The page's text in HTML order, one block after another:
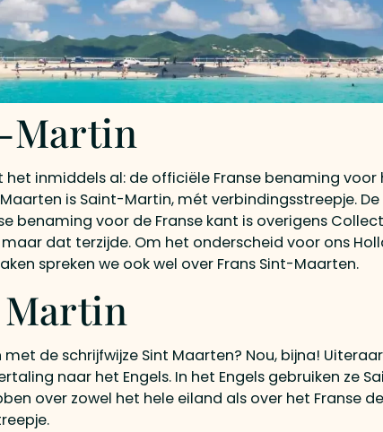
Martin
inmiddels al: de officiële Franse benaming voor
is Saint-Martin, mét verbindingsstreepje.
benaming voor de Franse kant is overigens
dat terzijde. Om het onderscheid voor ons
spreken we ook wel over Frans Sint-Maarten.
met de schrijfwijze Sint Maarten? Nou, bijna!
naar het Engels. In het Engels gebruiken ze
over zowel het hele eiland als over het Franse